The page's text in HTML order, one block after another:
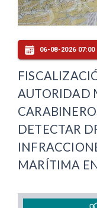
06-08-2026 07:00
AUTORIDAD
DETECTAR
MARÍTIMA